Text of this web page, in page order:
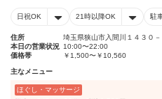
日祝OK 21時以降OK 駐
住所
埼玉県狭山市入間川１４３０－
本日の営業状況 10:00〜22:00
価格帯
￥1,500〜￥10,560
主なメニュー
ほぐし・マッサージ